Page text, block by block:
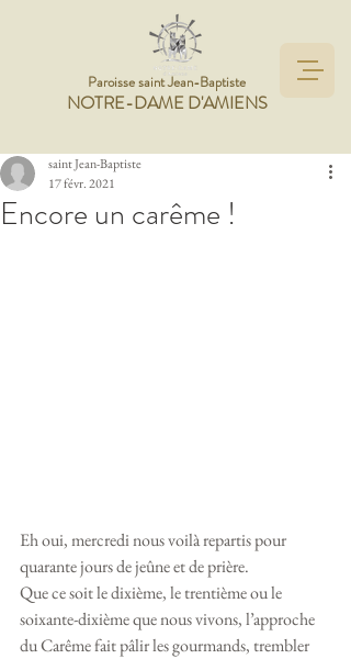
NOTRE-DAME D'AMIENS
Paroisse saint Jean-Baptiste
Encore un carême !
saint Jean-Baptiste
17 févr. 2021
Eh oui, mercredi nous voilà repartis pour
quarante jours de jeûne et de prière.
Que ce soit le dixième, le trentième ou le
soixante-dixième que nous vivons, l’approche
du Carême fait pâlir les gourmands, trembler